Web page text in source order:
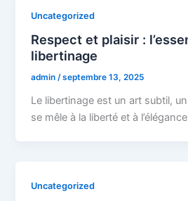
Uncategorized
Respect et plaisir :
libertinage
admin/septembre 13, 2025
Le libertinage est un art subtil,
se mêle à la liberté et à
Uncategorized